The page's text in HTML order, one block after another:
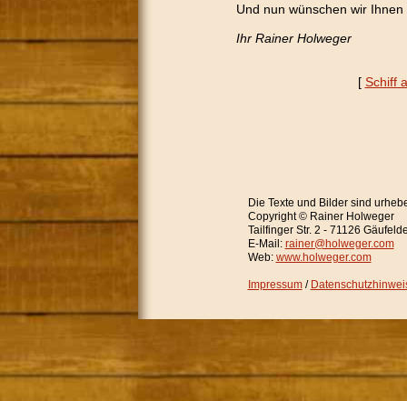
Und nun wünschen wir
Ihr Rainer Holweger
[ Schiff
Die Texte und Bilder sind
Copyright © Rainer Holweger
Tailfinger Str. 2 - 71126
E-Mail: rainer@holweger.com
Web: www.holweger.com
Impressum/